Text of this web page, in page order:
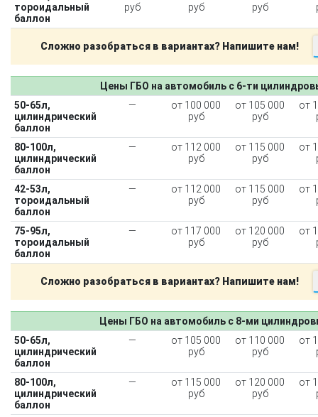
тороидальный
баллон
руб
руб
руб
Сложно разобраться в вариантах? Напишите нам!
Цены ГБО на автомобиль с 6-ти
50-65л,
цилиндрический
баллон
—
от 100 000
руб
от 105 000
руб
от
80-100л,
цилиндрический
баллон
—
от 112 000
руб
от 115 000
руб
от
42-53л,
тороидальный
баллон
—
от 112 000
руб
от 115 000
руб
от
75-95л,
тороидальный
баллон
—
от 117 000
руб
от 120 000
руб
от
Сложно разобраться в вариантах? Напишите нам!
Цены ГБО на автомобиль с 8-ми
50-65л,
цилиндрический
баллон
—
от 105 000
руб
от 110 000
руб
от
80-100л,
цилиндрический
баллон
—
от 115 000
руб
от 120 000
руб
от